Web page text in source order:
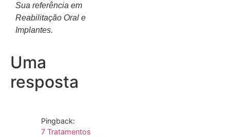
Sua referência em
Reabilitação Oral e
Implantes.
Uma
resposta
Pingback:
7 Tratamentos